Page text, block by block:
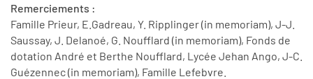
Remerciements :
Famille Prieur, E.Gadreau, Y. Ripplinger (in memoriam), J-J.
Saussay, J. Delanoé, G. Noufflard (in memoriam), Fonds de
dotation André et Berthe Noufflard, Lycée Jehan Ango, J-C.
Guézennec (in memoriam), Famille Lefebvre.